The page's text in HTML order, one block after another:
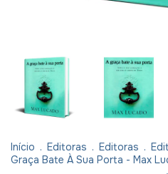
Início . Editoras . Editoras .
Graça Bate À Sua Porta - Max